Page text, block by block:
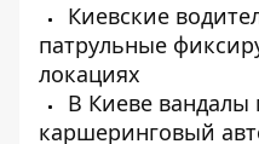
Киевские
патрульные
локациях
В Киеве вандалы
каршеринговый